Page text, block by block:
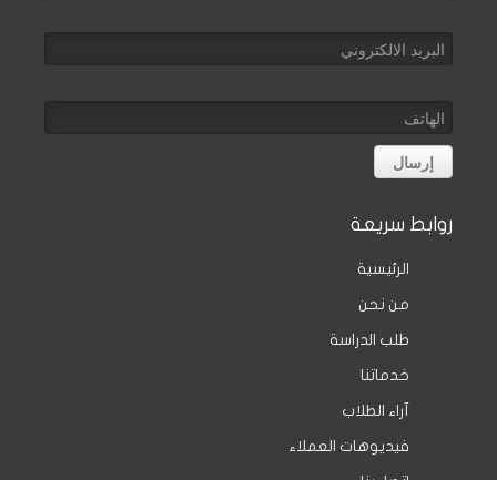
روابط سريعة
الرئيسية
من نحن
طلب الدراسة
خدماتنا
آراء الطلاب
فيديوهات العملاء